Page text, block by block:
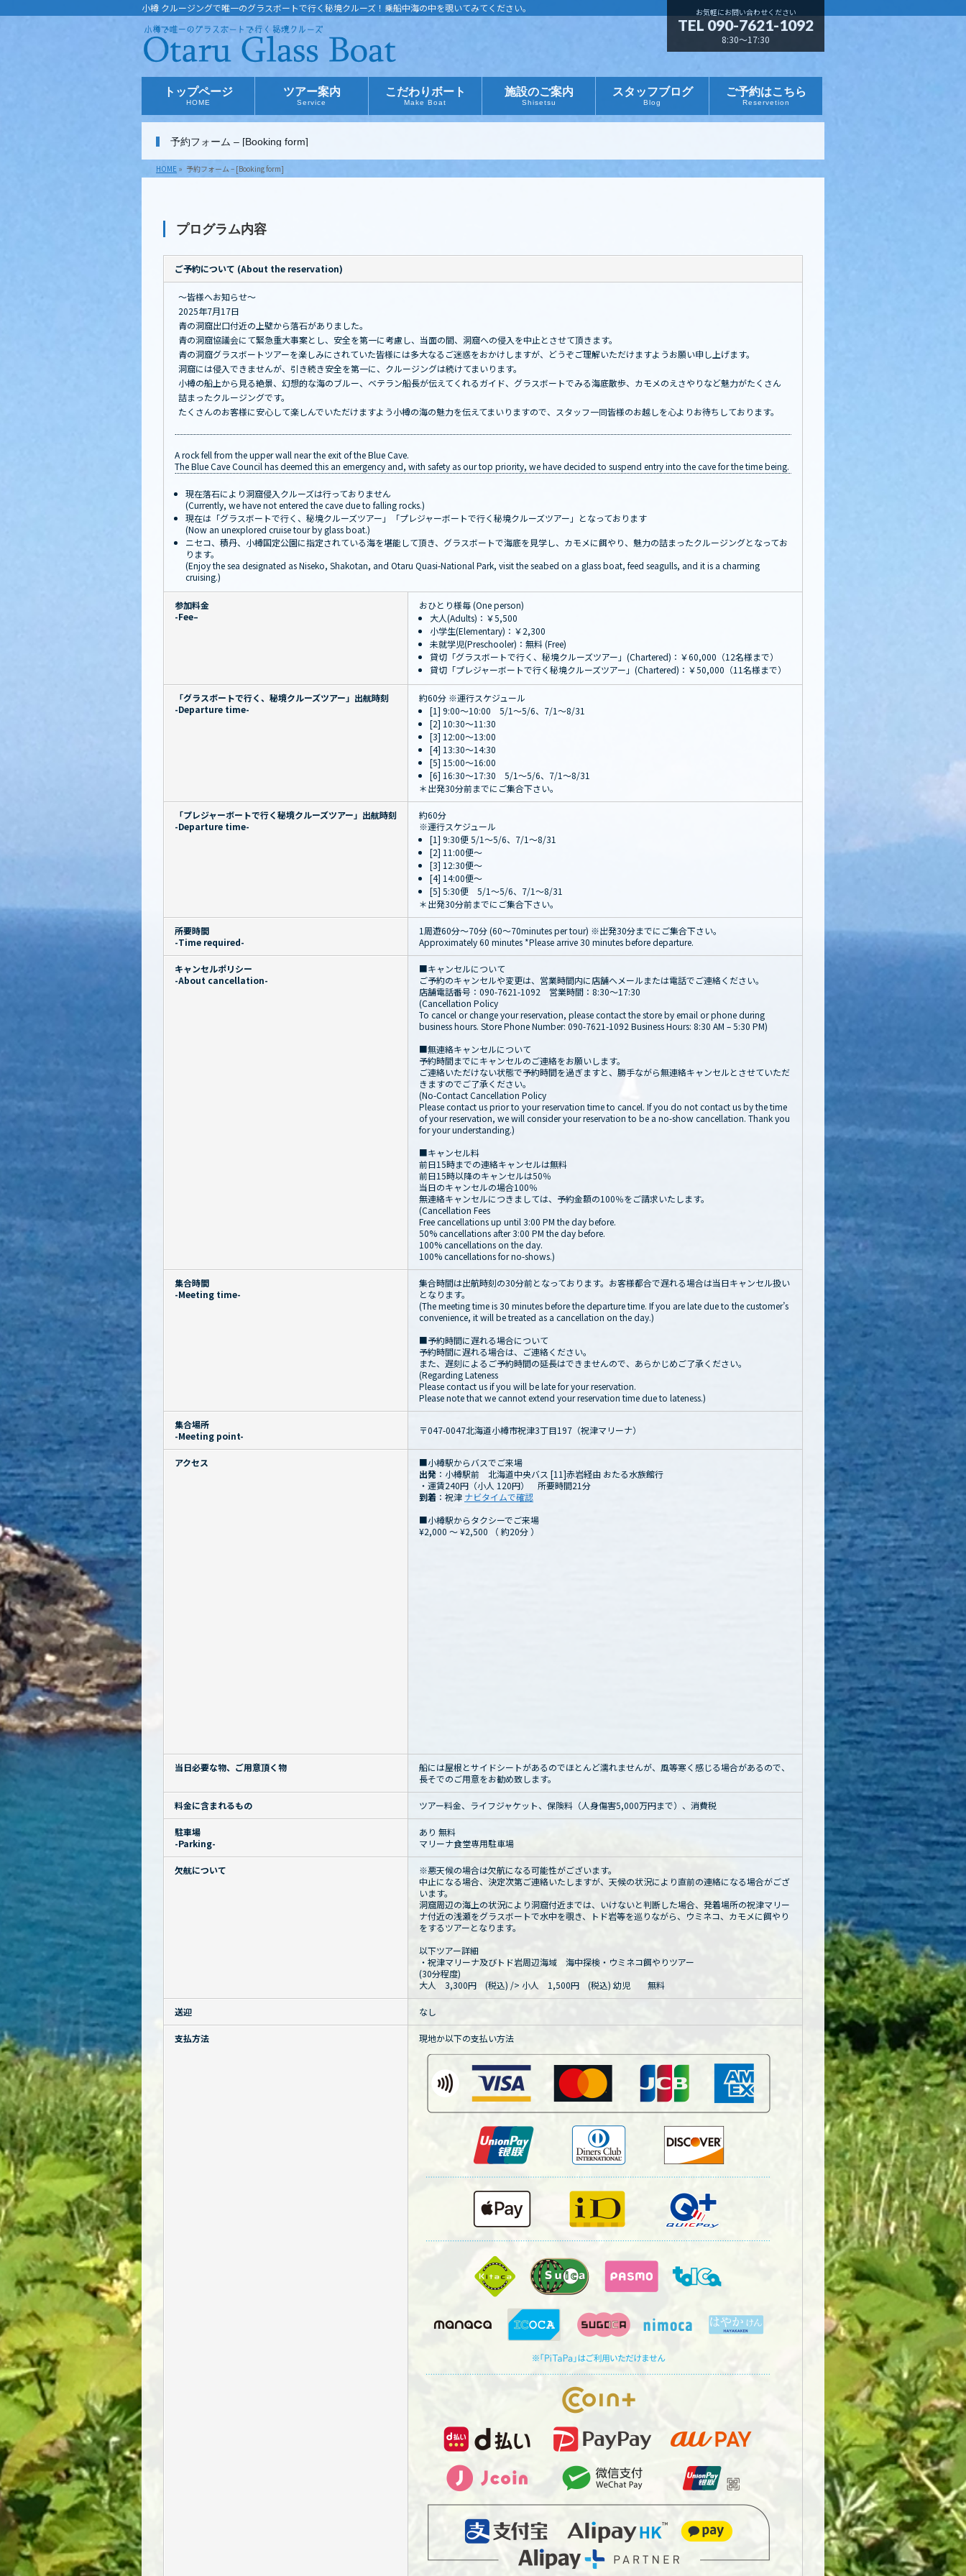
小樽 クルージングで唯一のグラスボートで行く秘境クルーズ！乗船中海の中を覗いてみてください。 お気軽にお問い合わせください
TEL 090-7621-1092
8:30～17:30
トップページ
HOME
ツアー案内
Service
こだわりボート
Make Boat
施設のご案内
Shisetsu
スタッフブログ
Blog
ご予約はこちら
Reservetion
予約フォーム – [Booking form]
HOME » 予約フォーム – [Booking form]
プログラム内容
ご予約について (About the reservation)
～皆様へお知らせ～
2025年7月17日
青の洞窟出口付近の上壁から落石がありました。
青の洞窟協議会にて緊急重大事案とし、安全を第一に考慮し、当面の間、洞窟への侵入を中止とさせて頂きます。
青の洞窟グラスボートツアーを楽しみにされていた皆様には多大なるご迷惑をおかけしますが、どうぞご理解いただけますようお願い申し上げます。
洞窟には侵入できませんが、引き続き安全を第一に、クルージングは続けてまいります。
小樽の船上から見る絶景、幻想的な海のブルー、ベテラン船長が伝えてくれるガイド、グラスボートでみる海底散歩、カモメのえさやりなど魅力がたくさん
詰まったクルージングです。
たくさんのお客様に安心して楽しんでいただけますよう小樽の海の魅力を伝えてまいりますので、スタッフ一同皆様のお越しを心よりお待ちしております。
A rock fell from the upper wall near the exit of the Blue Cave.
The Blue Cave Council has deemed this an emergency and, with safety as our top priority, we have decided to suspend entry into the cave for the time being.
現在落石により洞窟侵入クルーズは行っておりません
(Currently, we have not entered the cave due to falling rocks.)
現在は「グラスボートで行く、秘境クルーズツアー」「プレジャーボートで行く秘境クルーズツアー」となっております
(Now an unexplored cruise tour by glass boat.)
ニセコ、積丹、小樽国定公園に指定されている海を堪能して頂き、グラスボートで海底を見学し、カモメに餌やり、魅力の詰まったクルージングとなってお
ります。
(Enjoy the sea designated as Niseko, Shakotan, and Otaru Quasi-National Park, visit the seabed on a glass boat, feed seagulls, and it is a charming
cruising.)
参加料金
-Fee–
おひとり様毎 (One person)
大人(Adults)：￥5,500
小学生(Elementary)：￥2,300
未就学児(Preschooler)：無料 (Free)
貸切「グラスボートで行く、秘境クルーズツアー」(Chartered)：￥60,000（12名様まで）
貸切「プレジャーボートで行く秘境クルーズツアー」(Chartered)：￥50,000（11名様まで）
「グラスボートで行く、秘境クルーズツアー」出航時刻
-Departure time-
約60分 ※運行スケジュール
[1] 9:00～10:00 5/1～5/6、7/1～8/31
[2] 10:30～11:30
[3] 12:00～13:00
[4] 13:30～14:30
[5] 15:00～16:00
[6] 16:30～17:30 5/1～5/6、7/1～8/31
＊出発30分前までにご集合下さい。
「プレジャーボートで行く秘境クルーズツアー」出航時刻
-Departure time-
約60分
※運行スケジュール
[1] 9:30便 5/1～5/6、7/1～8/31
[2] 11:00便～
[3] 12:30便～
[4] 14:00便～
[5] 5:30便 5/1～5/6、7/1～8/31
＊出発30分前までにご集合下さい。
所要時間
-Time required-
1周遊60分〜70分 (60～70minutes per tour) ※出発30分までにご集合下さい。
Approximately 60 minutes *Please arrive 30 minutes before departure.
キャンセルポリシー
-About cancellation-
■キャンセルについて
ご予約のキャンセルや変更は、営業時間内に店舗へメールまたは電話でご連絡ください。
店舗電話番号：090-7621-1092 営業時間：8:30～17:30
(Cancellation Policy
To cancel or change your reservation, please contact the store by email or phone during
business hours. Store Phone Number: 090-7621-1092 Business Hours: 8:30 AM – 5:30 PM)
■無連絡キャンセルについて
予約時間までにキャンセルのご連絡をお願いします。
ご連絡いただけない状態で予約時間を過ぎますと、勝手ながら無連絡キャンセルとさせていただ
きますのでご了承ください。
(No-Contact Cancellation Policy
Please contact us prior to your reservation time to cancel. If you do not contact us by the time
of your reservation, we will consider your reservation to be a no-show cancellation. Thank you
for your understanding.)
■キャンセル料
前日15時までの連絡キャンセルは無料
前日15時以降のキャンセルは50％
当日のキャンセルの場合100％
無連絡キャンセルにつきましては、予約金額の100％をご請求いたします。
(Cancellation Fees
Free cancellations up until 3:00 PM the day before.
50% cancellations after 3:00 PM the day before.
100% cancellations on the day.
100% cancellations for no-shows.)
集合時間
-Meeting time-
集合時間は出航時刻の30分前となっております。お客様都合で遅れる場合は当日キャンセル扱い
となります。
(The meeting time is 30 minutes before the departure time. If you are late due to the customer’s
convenience, it will be treated as a cancellation on the day.)
■予約時間に遅れる場合について
予約時間に遅れる場合は、ご連絡ください。
また、遅刻によるご予約時間の延長はできませんので、あらかじめご了承ください。
(Regarding Lateness
Please contact us if you will be late for your reservation.
Please note that we cannot extend your reservation time due to lateness.)
集合場所
-Meeting point-
〒047-0047北海道小樽市祝津3丁目197（祝津マリーナ）
アクセス
■小樽駅からバスでご来場
出発 ：小樽駅前 北海道中央バス [11]赤岩経由 おたる水族館行
・運賃240円（小人 120円） 所要時間21分
到着 ：祝津 ナビタイムで確認
■小樽駅からタクシーでご来場
¥2,000 ～ ¥2,500 （ 約20分 ）
当日必要な物、ご用意頂く物
船には屋根とサイドシートがあるのでほとんど濡れませんが、風等寒く感じる場合があるので、
長そでのご用意をお勧め致します。
料金に含まれるもの ツアー料金、ライフジャケット、保険料（人身傷害5,000万円まで）、消費税
駐車場
-Parking-
あり 無料
マリーナ食堂専用駐車場
欠航について
※悪天候の場合は欠航になる可能性がございます。
中止になる場合、決定次第ご連絡いたしますが、天候の状況により直前の連絡になる場合がござ
います。
洞窟周辺の海上の状況により洞窟付近までは、いけないと判断した場合、発着場所の祝津マリー
ナ付近の浅瀬をグラスボートで水中を覗き、トド岩等を巡りながら、ウミネコ、カモメに餌やり
をするツアーとなります。
以下ツアー詳細
・祝津マリーナ及びトド岩周辺海域 海中探検・ウミネコ餌やりツアー
(30分程度)
大人 3,300円 (税込) /> 小人 1,500円 (税込) 幼児 無料
送迎 なし
支払方法 現地か以下の支払い方法